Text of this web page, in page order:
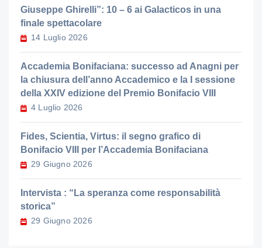
Giuseppe Ghirelli”: 10 – 6 ai Galacticos in una
finale spettacolare
14 Luglio 2026
Accademia Bonifaciana: successo ad Anagni per
la chiusura dell’anno Accademico e la I sessione
della XXIV edizione del Premio Bonifacio VIII
4 Luglio 2026
Fides, Scientia, Virtus: il segno grafico di
Bonifacio VIII per l’Accademia Bonifaciana
29 Giugno 2026
Intervista : “La speranza come responsabilità
storica”
29 Giugno 2026